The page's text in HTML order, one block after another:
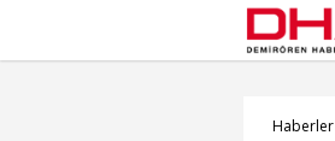
Haberler